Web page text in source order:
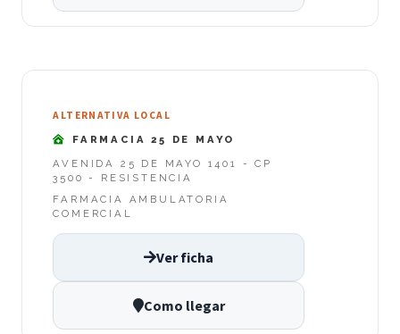
ALTERNATIVA LOCAL
FARMACIA 25 DE MAYO
AVENIDA 25 DE MAYO 1401 - CP
3500 - RESISTENCIA
FARMACIA AMBULATORIA
COMERCIAL
Ver ficha
Como llegar